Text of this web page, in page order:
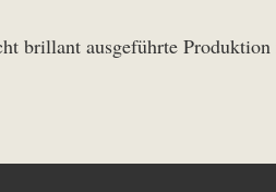
brillant ausgeführte